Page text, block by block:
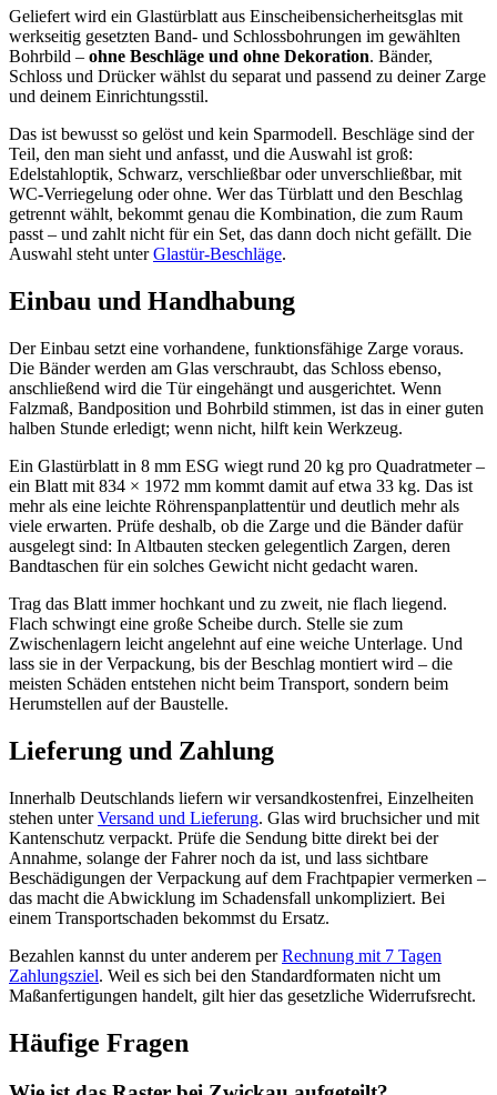
Geliefert wird ein Glastürblatt aus Einscheibensicherheitsglas mit
werkseitig gesetzten Band- und Schlossbohrungen im gewählten
Bohrbild – ohne Beschläge und ohne Dekoration. Bänder,
Schloss und Drücker wählst du separat und passend zu deiner Zarge
und deinem Einrichtungsstil.
Das ist bewusst so gelöst und kein Sparmodell. Beschläge sind der
Teil, den man sieht und anfasst, und die Auswahl ist groß:
Edelstahloptik, Schwarz, verschließbar oder unverschließbar, mit
WC-Verriegelung oder ohne. Wer das Türblatt und den Beschlag
getrennt wählt, bekommt genau die Kombination, die zum Raum
passt – und zahlt nicht für ein Set, das dann doch nicht gefällt. Die
Auswahl steht unterGlastür-Beschläge.
Einbau und Handhabung
Der Einbau setzt eine vorhandene, funktionsfähige Zarge voraus.
Die Bänder werden am Glas verschraubt, das Schloss ebenso,
anschließend wird die Tür eingehängt und ausgerichtet. Wenn
Falzmaß, Bandposition und Bohrbild stimmen, ist das in einer guten
halben Stunde erledigt; wenn nicht, hilft kein Werkzeug.
Ein Glastürblatt in 8 mm ESG wiegt rund 20 kg pro Quadratmeter –
ein Blatt mit 834 × 1972 mm kommt damit auf etwa 33 kg. Das ist
mehr als eine leichte Röhrenspanplattentür und deutlich mehr als
viele erwarten. Prüfe deshalb, ob die Zarge und die Bänder dafür
ausgelegt sind: In Altbauten stecken gelegentlich Zargen, deren
Bandtaschen für ein solches Gewicht nicht gedacht waren.
Trag das Blatt immer hochkant und zu zweit, nie flach liegend.
Flach schwingt eine große Scheibe durch. Stelle sie zum
Zwischenlagern leicht angelehnt auf eine weiche Unterlage. Und
lass sie in der Verpackung, bis der Beschlag montiert wird – die
meisten Schäden entstehen nicht beim Transport, sondern beim
Herumstellen auf der Baustelle.
Lieferung und Zahlung
Innerhalb Deutschlands liefern wir versandkostenfrei, Einzelheiten
stehen unterVersand und Lieferung. Glas wird bruchsicher und mit
Kantenschutz verpackt. Prüfe die Sendung bitte direkt bei der
Annahme, solange der Fahrer noch da ist, und lass sichtbare
Beschädigungen der Verpackung auf dem Frachtpapier vermerken –
das macht die Abwicklung im Schadensfall unkompliziert. Bei
einem Transportschaden bekommst du Ersatz.
Bezahlen kannst du unter anderem perRechnung mit 7 Tagen
Zahlungsziel. Weil es sich bei den Standardformaten nicht um
Maßanfertigungen handelt, gilt hier das gesetzliche Widerrufsrecht.
Häufige Fragen